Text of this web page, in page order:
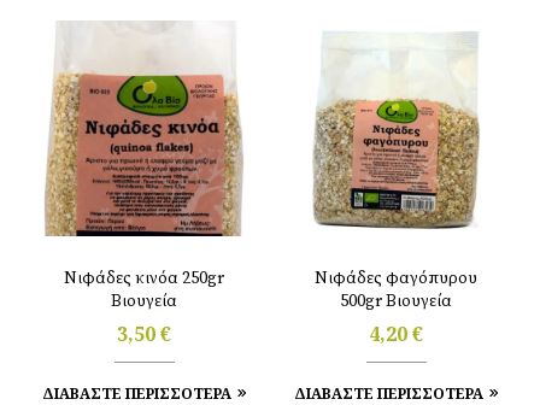
Νιφάδες κινόα 250gr
Βιουγεία
3,50€
ΔΙΑΒΑΣΤΕ ΠΕΡΙΣΣΟΤΕΡΑ
Νιφάδες φαγόπυρου
500gr Βιουγεία
4,20€
ΔΙΑΒΑΣΤΕ ΠΕΡΙΣΣΟΤΕΡΑ